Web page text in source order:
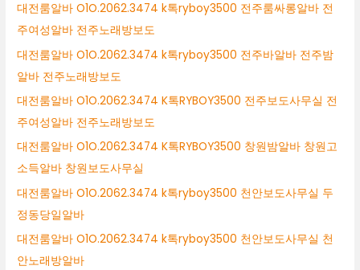
대전룸알바 O1O.2062.3474 k톡ryboy3500 전주룸싸롱알바 전
주여성알바 전주노래방보도
대전룸알바 O1O.2062.3474 k톡ryboy3500 전주바알바 전주밤
알바 전주노래방보도
대전룸알바 O1O.2062.3474 K톡RYBOY3500 전주보도사무실 전
주여성알바 전주노래방보도
대전룸알바 O1O.2062.3474 K톡RYBOY3500 창원밤알바 창원고
소득알바 창원보도사무실
대전룸알바 O1O.2062.3474 k톡ryboy3500 천안보도사무실 두
정동당일알바
대전룸알바 O1O.2062.3474 k톡ryboy3500 천안보도사무실 천
안노래방알바